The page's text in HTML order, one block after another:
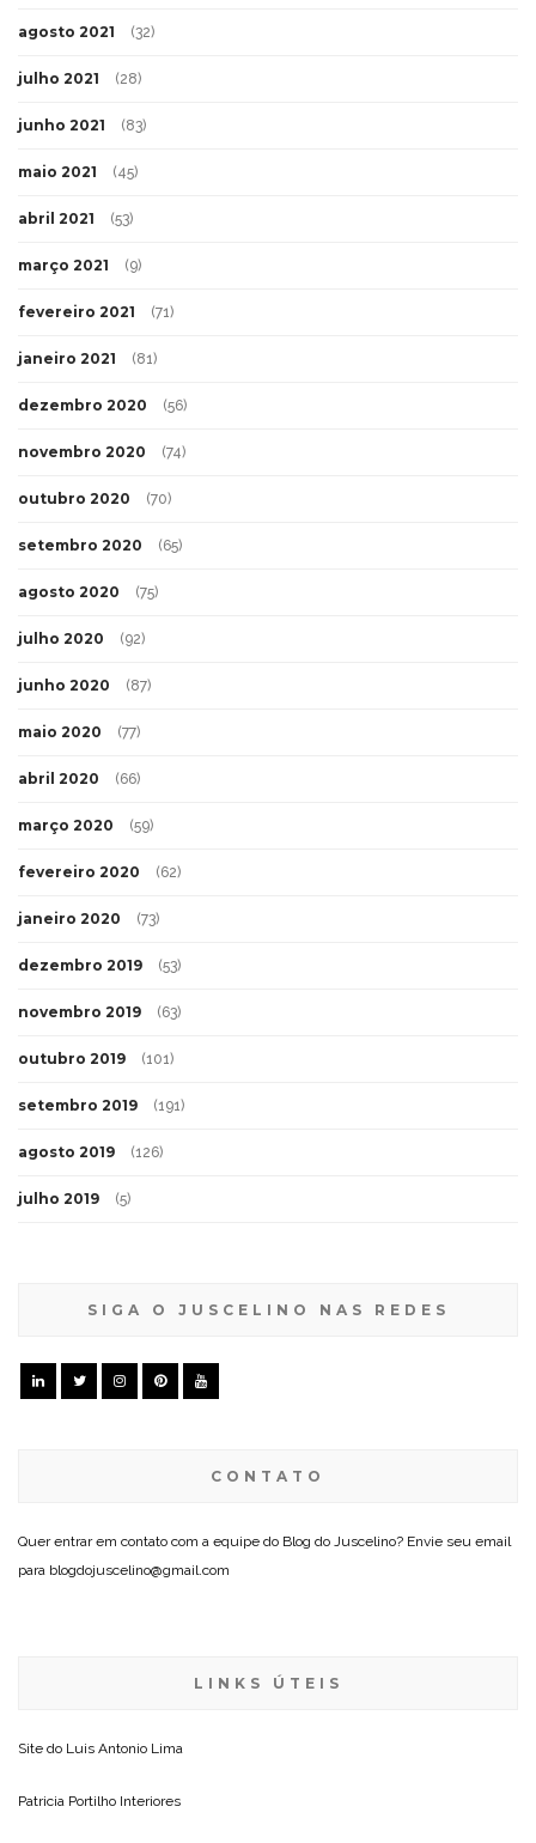
agosto 2021 (32)
julho 2021 (28)
junho 2021 (83)
maio 2021 (45)
abril 2021 (53)
março 2021 (9)
fevereiro 2021 (71)
janeiro 2021 (81)
dezembro 2020 (56)
novembro 2020 (74)
outubro 2020 (70)
setembro 2020 (65)
agosto 2020 (75)
julho 2020 (92)
junho 2020 (87)
maio 2020 (77)
abril 2020 (66)
março 2020 (59)
fevereiro 2020 (62)
janeiro 2020 (73)
dezembro 2019 (53)
novembro 2019 (63)
outubro 2019 (101)
setembro 2019 (191)
agosto 2019 (126)
julho 2019 (5)
SIGA O JUSCELINO NAS REDES
CONTATO
Quer entrar em contato com a equipe do Blog do Juscelino? Envie seu email
para blogdojuscelino@gmail.com
LINKS ÚTEIS
Site do Luis Antonio Lima
Patricia Portilho Interiores